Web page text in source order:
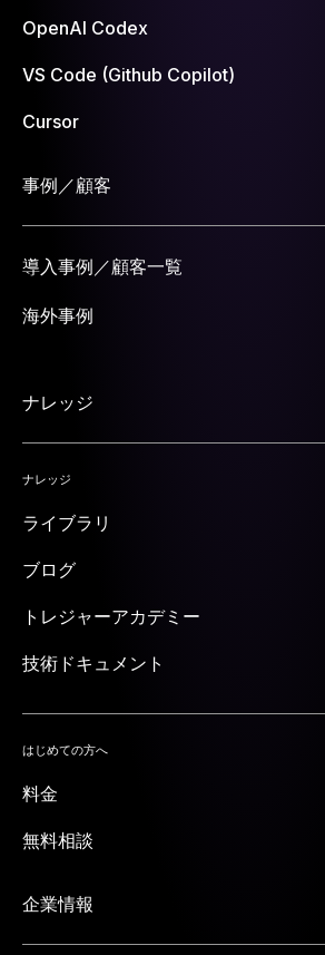
OpenAI Codex
VS Code (Github Copilot)
Cursor
事例／顧客
導入事例／顧客一覧
海外事例
ナレッジ
ナレッジ
ライブラリ
ブログ
トレジャーアカデミー
技術ドキュメント
はじめての方へ
料金
無料相談
企業情報